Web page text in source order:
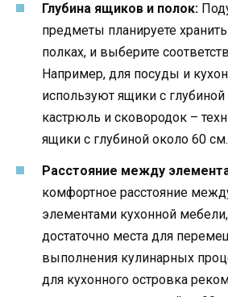
Глубина ящиков и полок:
предметы планируете
полках, и выберите
Например, для посуды и
используют ящики с
кастрюль и сковородок –
ящики с глубиной около 60 см.
Расстояние между
комфортное расстояние
элементами кухонной
достаточно места для
выполнения кулинарных
для кухонного островка